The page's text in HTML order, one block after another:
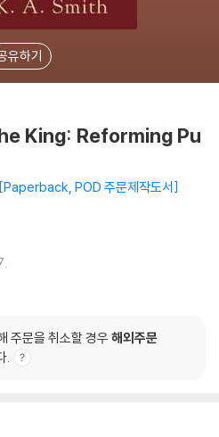
유하기
King: Reforming Pu
Paperback, POD 주문제작도서
주문을 취소할 경우 해외주문
.